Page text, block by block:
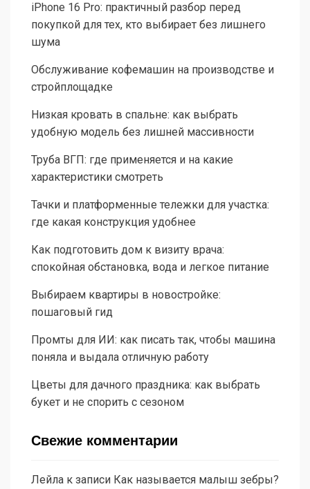
iPhone 16 Pro: практичный разбор перед
покупкой для тех, кто выбирает без лишнего
шума
Обслуживание кофемашин на производстве и
стройплощадке
Низкая кровать в спальне: как выбрать
удобную модель без лишней массивности
Труба ВГП: где применяется и на какие
характеристики смотреть
Тачки и платформенные тележки для участка:
где какая конструкция удобнее
Как подготовить дом к визиту врача:
спокойная обстановка, вода и легкое питание
Выбираем квартиры в новостройке:
пошаговый гид
Промты для ИИ: как писать так, чтобы машина
поняла и выдала отличную работу
Цветы для дачного праздника: как выбрать
букет и не спорить с сезоном
Свежие комментарии
Лейла к записи Как называется малыш зебры?